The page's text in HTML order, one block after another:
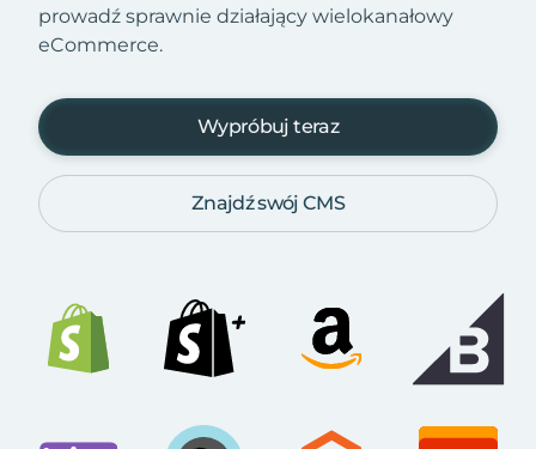
prowadź sprawnie działający wielokanałowy
eCommerce.
Wypróbuj teraz
Znajdź swój CMS